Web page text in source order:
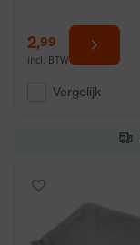
2,99
incl. BTW
Vergelijk